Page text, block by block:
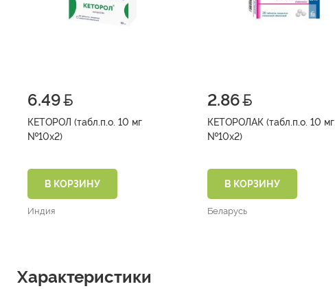
6.49
КЕТОРОЛ (табл.п.о. 10 мг
№10х2)
В КОРЗИНУ
Индия
2.86
КЕТОРОЛАК (табл.п.о. 10 мг
№10х2)
В КОРЗИНУ
Беларусь
Характеристики